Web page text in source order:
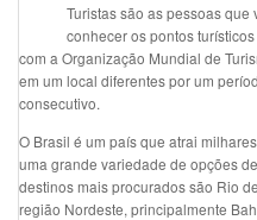
Turistas são as pessoas
conhecer os pontos
com a Organização Mundial de
em um local diferentes por um
consecutivo.
O Brasil é um país que atrai
uma grande variedade de opções
destinos mais procurados são Rio
região Nordeste, principalmente